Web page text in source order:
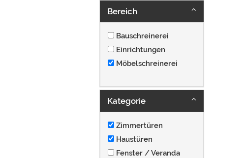
Bereich
Bauschreinerei
Einrichtungen
Möbelschreinerei
Kategorie
Zimmertüren
Haustüren
Fenster / Veranda